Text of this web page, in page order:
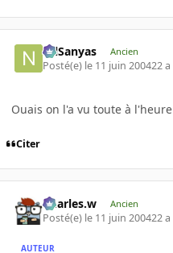
NilSanyas Ancien
Posté(e) le 11 juin 200422 a
Ouais on l'a vu toute à l'heure
Citer
Charles.w Ancien
Posté(e) le 11 juin 200422 a
AUTEUR